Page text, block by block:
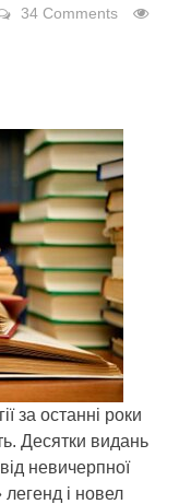
34 Comments
за останні роки
Десятки видань
невичерпної
легенд і новел